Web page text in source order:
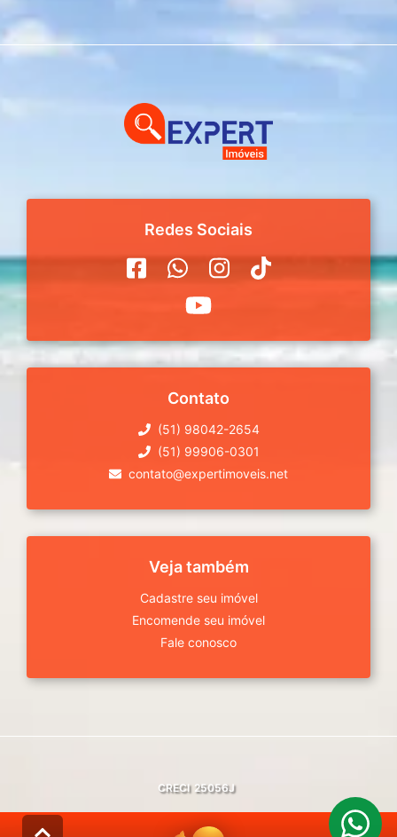
Redes Sociais
Contato
(51) 98042-2654
(51) 99906-0301
contato@expertimoveis.net
Veja também
Cadastre seu imóvel
Encomende seu imóvel
Fale conosco
CRECI 25056J